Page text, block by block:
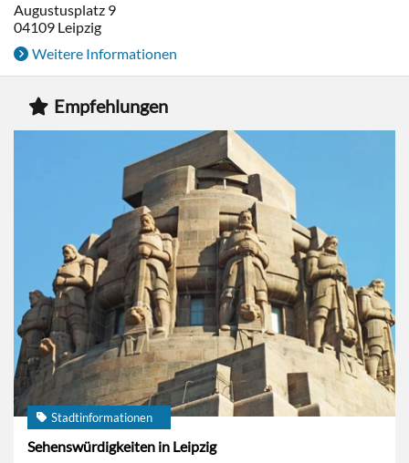
Augustusplatz 9
04109 Leipzig
Weitere Informationen
Empfehlungen
Stadtinformationen
Sehenswürdigkeiten in Leipzig